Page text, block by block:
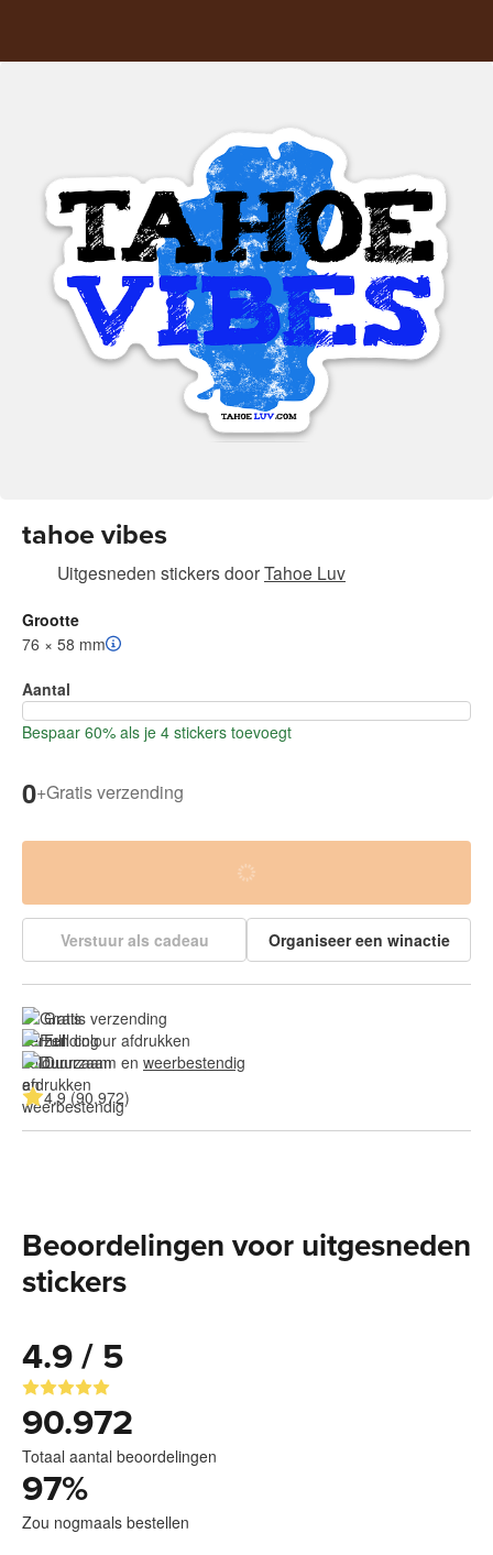
tahoe vibes
Uitgesneden stickersdoorTahoe Luv
Grootte
76 × 58 mm
Aantal
Bespaar 60% als je 4 stickers toevoegt
0+Gratis verzending
Verstuur als cadeau Organiseer een winactie
Gratis verzending
Full colour afdrukken
Duurzaam en weerbestendig
4.9 (90.972)
Beoordelingen voor uitgesneden
stickers
4.9 / 5
90.972
Totaal aantal beoordelingen
97%
Zou nogmaals bestellen